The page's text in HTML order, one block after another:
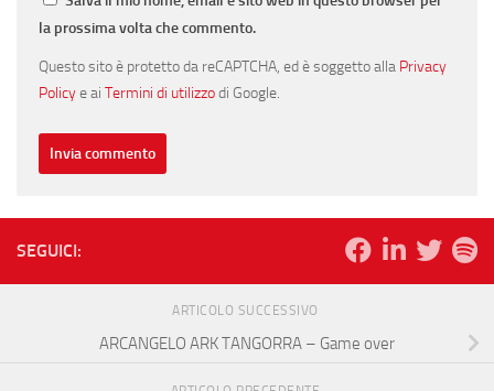
la prossima volta che commento.
Questo sito è protetto da reCAPTCHA, ed è soggetto alla Privacy
Policye ai Termini di utilizzodi Google.
SEGUICI:
ARTICOLO SUCCESSIVO
ARCANGELO ARK TANGORRA – Game over